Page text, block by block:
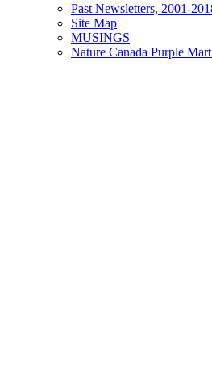
Past Newsletters, 2001-
Site Map
MUSINGS
Nature Canada Purple